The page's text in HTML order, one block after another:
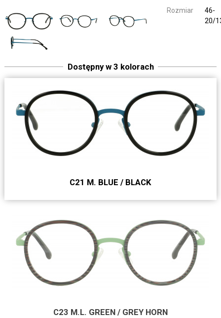
Rozmiar
46-
20/
Dostępny w 3 kolorach
C21 M. BLUE / BLACK
C23 M.L. GREEN / GREY HORN